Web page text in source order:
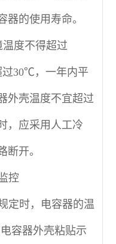
器的使用寿命。
度不得超过
30℃，一年内平
外壳温度不宜超过
，应采用人工冷
断开。
控
定时，电容器的温
容器外壳粘贴示